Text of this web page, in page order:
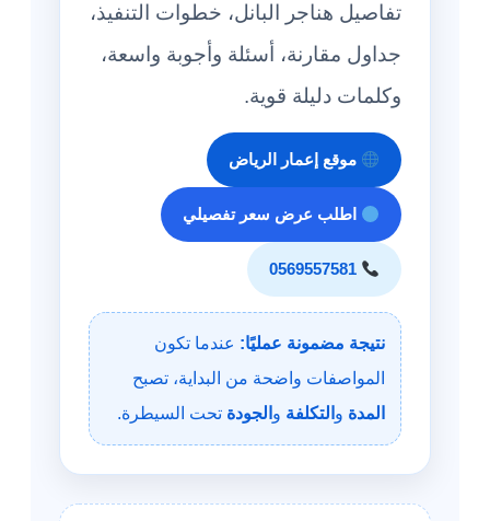
تفاصيل هناجر البانل، خطوات التنفيذ،
جداول مقارنة، أسئلة وأجوبة واسعة،
وكلمات دليلة قوية.
موقع إعمار الرياض
اطلب عرض سعر تفصيلي
0569557581
نتيجة مضمونة عمليًا: عندما تكون
المواصفات واضحة من البداية، تصبح
المدة و التكلفة و الجودة تحت السيطرة.